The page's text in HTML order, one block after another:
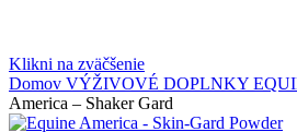
Klikni na zväčšenie
Domov VÝŽIVOVÉ DOPLNKY
America – Shaker Gard